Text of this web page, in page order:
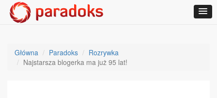
Główna Paradoks
Rozrywka
Najstarsza blogerka ma już 95 lat!